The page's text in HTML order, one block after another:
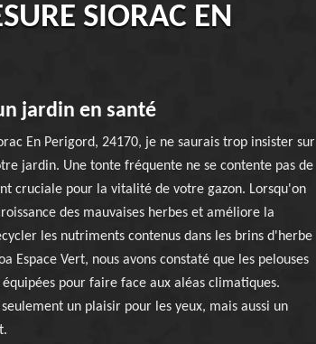
SIORAC EN
jardin en santé
En Perigord, 24170, je ne saurais trop insister sur
jardin. Une tonte fréquente ne se contente pas de
cruciale pour la vitalité de votre gazon. Lorsqu'on
des mauvaises herbes et améliore la
les nutriments contenus dans les brins d'herbe
Espace Vert, nous avons constaté que les pelouses
pour faire face aux aléas climatiques.
un plaisir pour les yeux, mais aussi un